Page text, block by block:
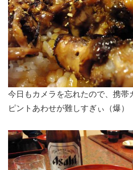
今日もカメラを忘れたので、携帯
ピントあわせが難しすぎぃ（爆）